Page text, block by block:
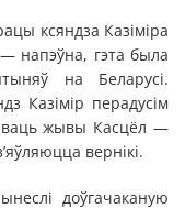
ксяндза Казіміра
напэўна, гэта была
на Беларусі.
Казімір перадусім
жывы Касцёл —
вернікі.
доўгачаканую